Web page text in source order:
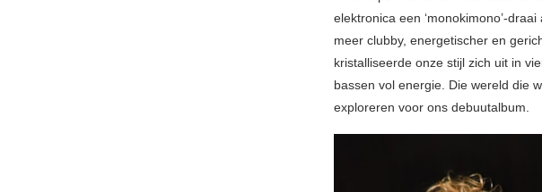
elektronica een ‘monokimono’-
meer clubby, energetischer en
kristalliseerde onze stijl zich uit in
bassen vol energie. Die wereld die
exploreren voor ons debuutalbum.